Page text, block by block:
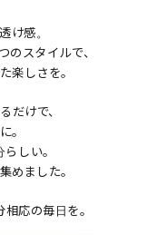
け感。
のスタイルで、
楽しさを。
だけで、
。
しい。
めました。
応の毎日を。